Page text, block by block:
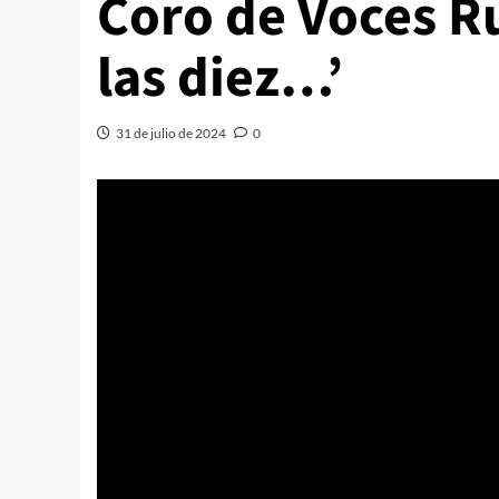
Coro de Voces
las diez…’
31 de julio de 2024 0